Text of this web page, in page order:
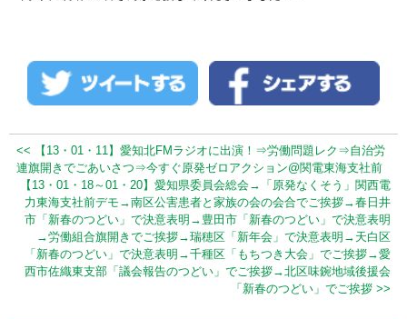
<< 【13・01・11】愛知北FMラジオに出演！⇒労働問題レク⇒自治労
連旗開きでごあいさつ⇒今すぐ原発ゼロアクション@関電東海支社前
【13・01・18～01・20】愛知県委員会総会→「原発なくそう」関西電
力東海支社前デモ→南区公害患者と家族の会の会合でご挨拶→春日井
市「新春のつどい」で決意表明→豊田市「新春のつどい」で決意表明
→労働組合旗開きでご挨拶→瑞穂区「新年会」で決意表明→天白区
「新春のつどい」で決意表明→千種区「もちつき大会」でご挨拶→愛
西市佐織東支部「議会報告のつどい」でご挨拶→北区味鋺地域後援会
「新春のつどい」でご挨拶 >>